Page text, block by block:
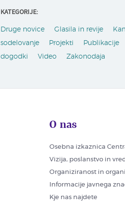
KATEGORIJE:
Druge novice Glasila in revije
sodelovanje
Projekti Publikacije
dogodki
Video Zakonodaja
O nas
Osebna izkaznica
Vizija, poslanstvo in
Organiziranost in organi
Informacije javnega
Kje nas najdete